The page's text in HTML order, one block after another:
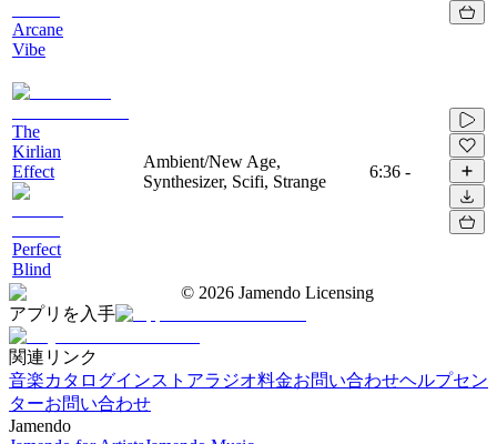
Arcane
Vibe
The
Kirlian
Effect
Perfect
Blind
Ambient/New Age,
Synthesizer, Scifi, Strange
6:36 -
© 2026 Jamendo Licensing
アプリを入手
関連リンク
音楽カタログインストアラジオ料金お問い合わせヘルプセン
ターお問い合わせ
Jamendo